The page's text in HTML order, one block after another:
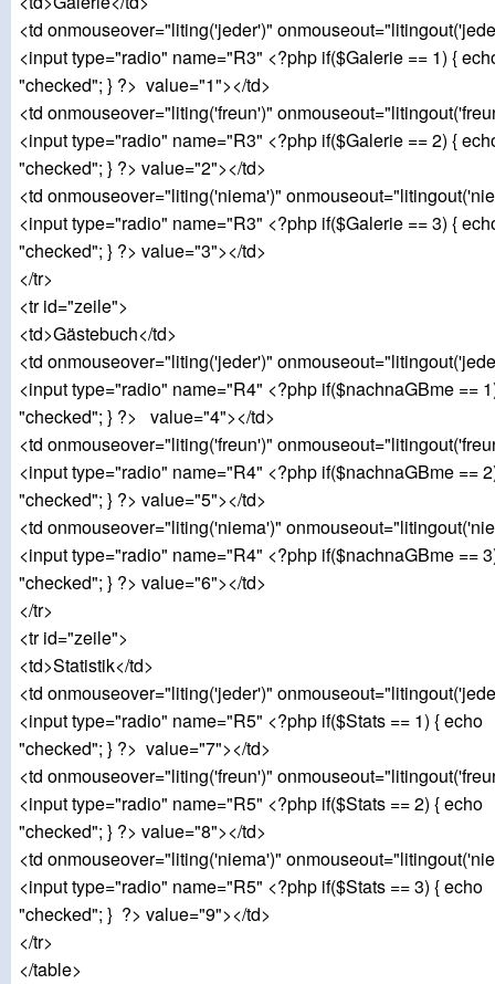
<td onmouseover="liting('jeder')"
<input type="radio" name="R3" <?php if($Galerie == 1) {
"checked"; } ?> value="1"></td>
<td onmouseover="liting('freun')"
<input type="radio" name="R3" <?php if($Galerie == 2) {
"checked"; } ?> value="2"></td>
<td onmouseover="liting('niema')"
<input type="radio" name="R3" <?php if($Galerie == 3) {
"checked"; } ?> value="3"></td>
</tr>
<tr id="zeile">
<td>Gästebuch</td>
<td onmouseover="liting('jeder')"
<input type="radio" name="R4" <?php if($nachnaGBme ==
"checked"; } ?> value="4"></td>
<td onmouseover="liting('freun')"
<input type="radio" name="R4" <?php if($nachnaGBme ==
"checked"; } ?> value="5"></td>
<td onmouseover="liting('niema')"
<input type="radio" name="R4" <?php if($nachnaGBme ==
"checked"; } ?> value="6"></td>
</tr>
<tr id="zeile">
<td>Statistik</td>
<td onmouseover="liting('jeder')"
<input type="radio" name="R5" <?php if($Stats == 1) { echo
"checked"; } ?> value="7"></td>
<td onmouseover="liting('freun')"
<input type="radio" name="R5" <?php if($Stats == 2) { echo
"checked"; } ?> value="8"></td>
<td onmouseover="liting('niema')"
<input type="radio" name="R5" <?php if($Stats == 3) { echo
"checked"; } ?> value="9"></td>
</tr>
</table>